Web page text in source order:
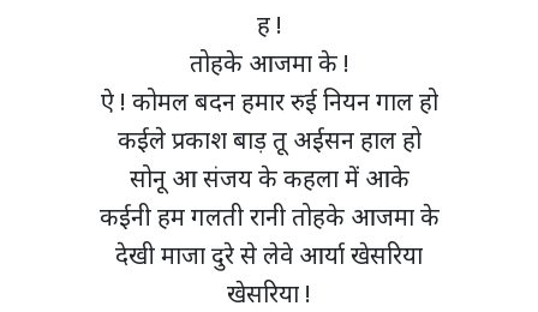
ह !
तोहके आजमा के !
ऐ ! कोमल बदन हमार रुई नियन गाल हो
कईले प्रकाश बाड़ तू अईसन हाल हो
सोनू आ संजय के कहला में आके
कईनी हम गलती रानी तोहके आजमा के
देखी माजा दुरे से लेवे आर्या खेसरिया
खेसरिया !